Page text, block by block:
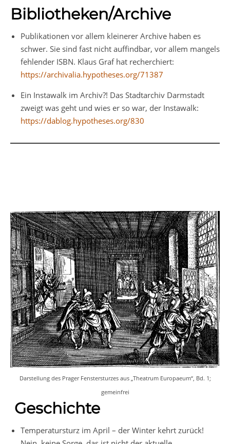
Bibliotheken/Archive
Publikationen vor allem kleinerer Archive haben es
schwer. Sie sind fast nicht auffindbar, vor allem mangels
fehlender ISBN. Klaus Graf hat recherchiert:
https://archivalia.hypotheses.org/71387
Ein Instawalk im Archiv?! Das Stadtarchiv Darmstadt
zweigt was geht und wies er so war, der Instawalk:
https://dablog.hypotheses.org/830
Darstellung des Prager Fenstersturzes aus „Theatrum Europaeum“, Bd. 1;
gemeinfrei
Geschichte
Temperatursturz im April – der Winter kehrt zurück!